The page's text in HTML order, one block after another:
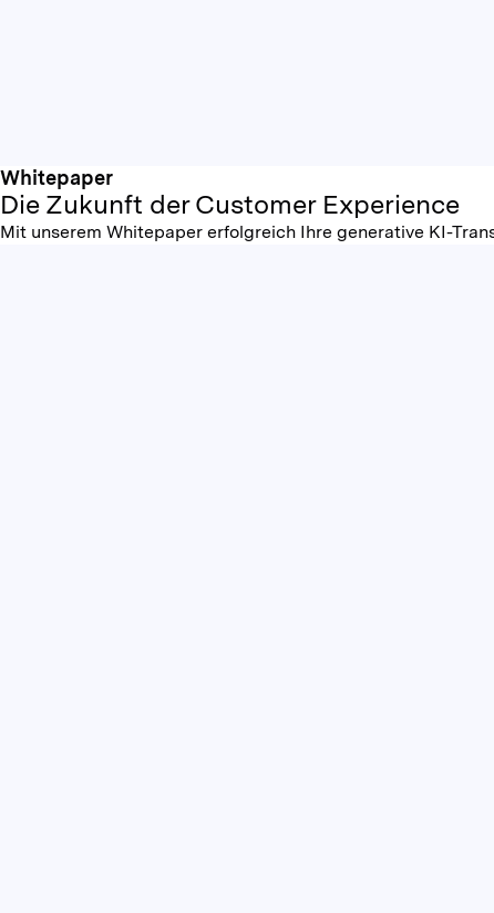
Whitepaper
Die Zukunft der Customer Experience
Mit unserem Whitepaper erfolgreich Ihre generative KI-